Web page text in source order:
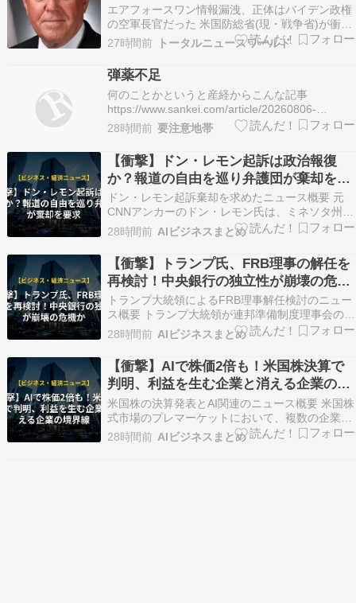
エアフォースワン情報漏洩、正体はバイデン政権
の空軍長官だった 米国防総省(現・戦争省)が衝撃
の発表を行った。新型エアフォースワンの安全性
に関する機密情報を報道機関に漏らした人物とし
て、バイデン政権下で空軍長官を務めたフラン
ク・ケンダル氏を特定し、機密情報へのアクセス
権を即座に剥奪…
27時間前 トータルニュースワールド
弾薬不足
何のことかというと産経からこんな記事
https://www.sankei.com/article/20260806-
BVEW3WD6RNKZRBP7SXPVSH3ZIM/トランプ
大統領が弾薬不足に怒り 国防相を詰問「解決され
たと思っていた」 米紙報道https://www.sa…
28時間前 要注意地帯
【衝撃】ドン・レモン起訴は政治報復
か？報道の自由を巡り弁護団が棄却を要
求
ドン・レモン起訴棄却を求めたニュース概要 元
CNNアンカーのドン・レモン氏は、ミネソタ州の
連邦裁判所に対し、自身に対する刑事上の公民権
侵害の訴追を棄却するよう申し立てを行いまし
た。 弁護団は、この訴追がトランプ大統領による
執拗な嫌がらせに基づく報復的なものであると主
張しています。…
28時間前 AIビジネスまとめ
【衝撃】トランプ氏、FRB理事の解任を
再検討！中央銀行の独立性が崩壊の危機
か
トランプ大統領によるFRB理事解任検討のニュー
ス概要 トランプ大統領が連邦準備制度理事会の理
事であるリサ・クック氏の解任を再び検討してい
ることが明らかになりました。 ホワイトハウスは
住宅ローン詐欺の疑いを理由に挙げており、ダ
ン・スカビノ副首席補佐官名義の書簡で８月２６
日までに反論…
28時間前 AIビジネスまとめ
【衝撃】AIで株価2倍も！米国株決算で
判明、利益を生む企業と消える企業の境
界線
米国株の決算発表とAI関連のニュース概要 米国株
式市場のプレマーケットにおいて、複数の企業が
注目を集める動きを見せています。 ソフトウェア
のアトラシアンは第４四半期の決算が市場予想を
28時間前 AIビジネスまとめ